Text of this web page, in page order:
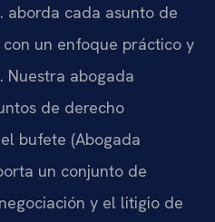
aborda cada asunto de
un enfoque práctico y
Nuestra abogada
de derecho
bufete (Abogada
un conjunto de
y el litigio de